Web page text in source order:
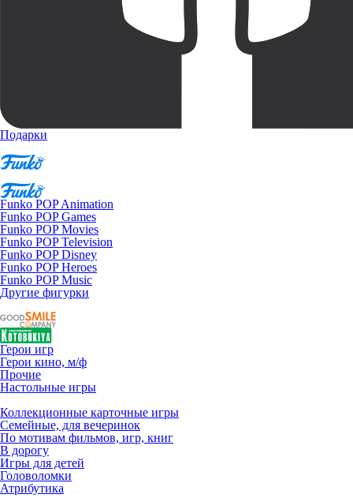
Подарки
Funko POP Animation
Funko POP Games
Funko POP Movies
Funko POP Television
Funko POP Disney
Funko POP Heroes
Funko POP Music
Другие фигурки
Герои игр
Герои кино, м/ф
Прочие
Настольные игры
Коллекционные карточные игры
Семейные, для вечеринок
По мотивам фильмов, игр, книг
В дорогу
Игры для детей
Головоломки
Атрибутика